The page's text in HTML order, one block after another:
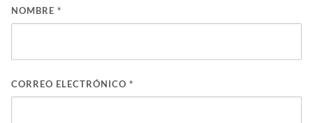
NOMBRE *
CORREO ELECTRÓNICO *